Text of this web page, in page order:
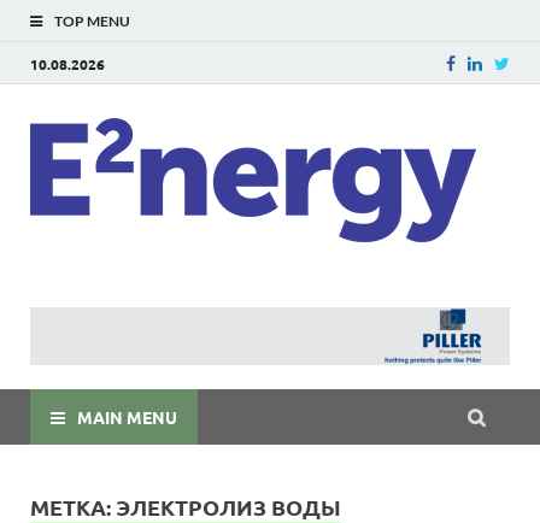
TOP MENU
10.08.2026
MAIN MENU
МЕТКА: ЭЛЕКТРОЛИЗ ВОДЫ